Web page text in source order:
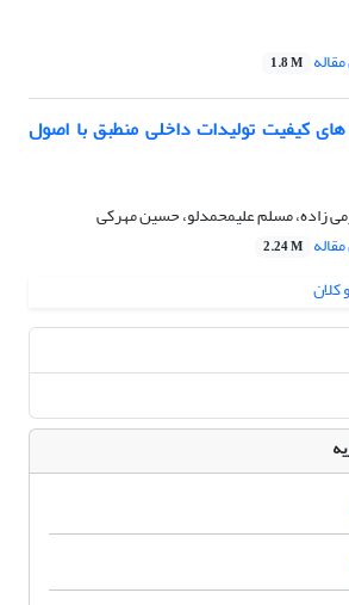
1.8 M
کیفیت تولیدات داخلی منطبق با اصول
زاده، مسلم علیمحمدلو، حسین مهرکی
2.24 M